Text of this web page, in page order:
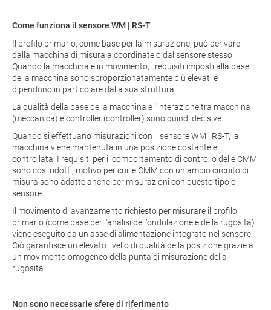
Come funziona il sensore WM | RS-T
Il profilo primario, come base per la misurazione, può derivare
dalla macchina di misura a coordinate o dal sensore stesso.
Quando la macchina è in movimento, i requisiti imposti alla base
della macchina sono sproporzionatamente più elevati e
dipendono in particolare dalla sua struttura.
La qualità della base della macchina e l'interazione tra macchina
(meccanica) e controller (controller) sono quindi decisive.
Quando si effettuano misurazioni con il sensore WM | RS-T, la
macchina viene mantenuta in una posizione costante e
controllata. I requisiti per il comportamento di controllo delle CMM
sono così ridotti, motivo per cui le CMM con un ampio circuito di
misura sono adatte anche per misurazioni con questo tipo di
sensore.
Il movimento di avanzamento richiesto per misurare il profilo
primario (come base per l'analisi dell'ondulazione e della rugosità)
viene eseguito da un asse di alimentazione integrato nel sensore.
Ciò garantisce un elevato livello di qualità della posizione grazie a
un movimento omogeneo della punta di misurazione della
rugosità.
Non sono necessarie sfere di riferimento